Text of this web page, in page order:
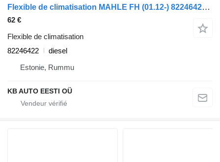
Flexible de climatisation MAHLE FH (01.12-) 82246422 pour camion Volvo FH, FM, FMX-4 series (2013-)
62 €
Flexible de climatisation
82246422
diesel
Estonie, Rummu
KB AUTO EESTI OÜ